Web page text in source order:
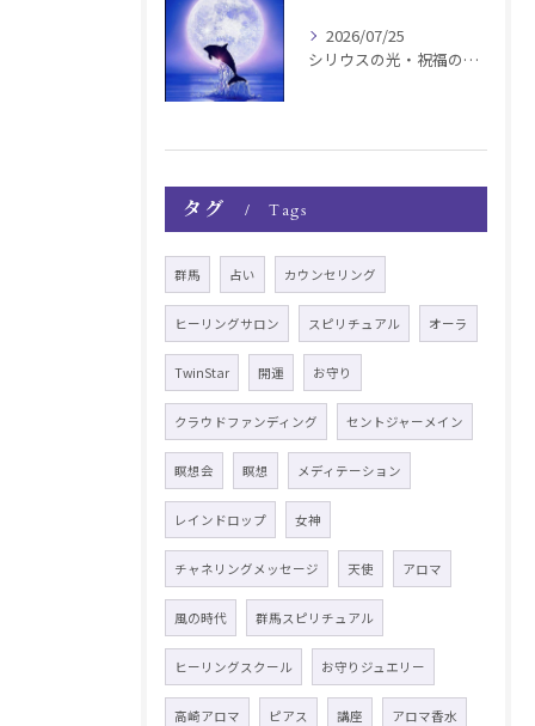
2026/07/25
シリウスの光・祝福の波動チャージ遠隔お知らせ〜銀河新年〜
タグ Tags
群馬 占い カウンセリング
ヒーリングサロン スピリチュアル オーラ
TwinStar 開運 お守り
クラウドファンディング セントジャーメイン
瞑想会 瞑想 メディテーション
レインドロップ 女神
チャネリングメッセージ 天使 アロマ
風の時代 群馬スピリチュアル
ヒーリングスクール お守りジュエリー
高崎アロマ ピアス 講座 アロマ香水